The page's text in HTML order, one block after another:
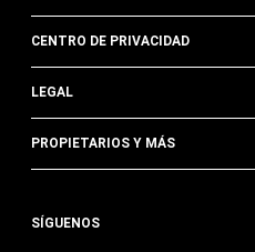
CENTRO DE PRIVACIDAD
LEGAL
PROPIETARIOS Y MÁS
SÍGUENOS